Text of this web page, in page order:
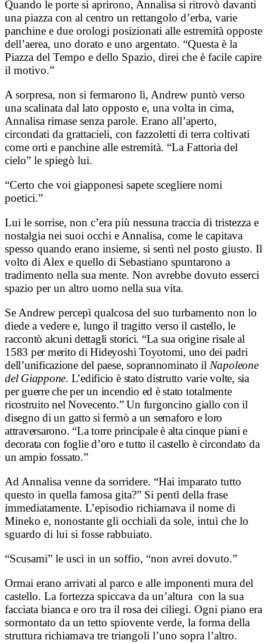
Quando le porte si aprirono, Annalisa si ritrovò davanti
una piazza con al centro un rettangolo d’erba, varie
panchine e due orologi posizionati alle estremità opposte
dell’aerea, uno dorato e uno argentato. “Questa è la
Piazza del Tempo e dello Spazio, direi che è facile capire
il motivo.”
A sorpresa, non si fermarono lì, Andrew puntò verso
una scalinata dal lato opposto e, una volta in cima,
Annalisa rimase senza parole. Erano all’aperto,
circondati da grattacieli, con fazzoletti di terra coltivati
come orti e panchine alle estremità. “La Fattoria del
cielo” le spiegò lui.
“Certo che voi giapponesi sapete scegliere nomi
poetici.”
Lui le sorrise, non c’era più nessuna traccia di tristezza e
nostalgia nei suoi occhi e Annalisa, come le capitava
spesso quando erano insieme, si sentì nel posto giusto. Il
volto di Alex e quello di Sebastiano spuntarono a
tradimento nella sua mente. Non avrebbe dovuto esserci
spazio per un altro uomo nella sua vita.
Se Andrew percepì qualcosa del suo turbamento non lo
diede a vedere e, lungo il tragitto verso il castello, le
raccontò alcuni dettagli storici. “La sua origine risale al
1583 per merito di Hideyoshi Toyotomi, uno dei padri
dell’unificazione del paese, soprannominato il Napoleone
del Giappone. L’edificio è stato distrutto varie volte, sia
per guerre che per un incendio ed è stato totalmente
ricostruito nel Novecento.” Un furgoncino giallo con il
disegno di un gatto si fermò a un semaforo e loro
attraversarono. “La torre principale è alta cinque piani e
decorata con foglie d’oro e tutto il castello è circondato da
un ampio fossato.”
Ad Annalisa venne da sorridere. “Hai imparato tutto
questo in quella famosa gita?” Si pentì della frase
immediatamente. L’episodio richiamava il nome di
Mineko e, nonostante gli occhiali da sole, intuì che lo
sguardo di lui si fosse rabbuiato.
“Scusami” le uscì in un soffio, “non avrei dovuto.”
Ormai erano arrivati al parco e alle imponenti mura del
castello. La fortezza spiccava da un’altura con la sua
facciata bianca e oro tra il rosa dei ciliegi. Ogni piano era
sormontato da un tetto spiovente verde, la forma della
struttura richiamava tre triangoli l’uno sopra l’altro.